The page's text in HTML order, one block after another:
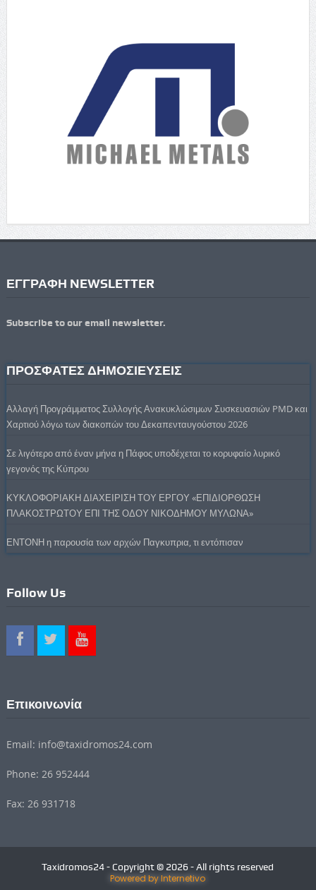
ΕΓΓΡΑΦΗ NEWSLETTER
Subscribe to our email newsletter.
ΠΡΟΣΦΑΤΕΣ ΔΗΜΟΣΙΕΥΣΕΙΣ
Αλλαγή Προγράμματος Συλλογής Ανακυκλώσιμων Συσκευασιών PMD και
Χαρτιού λόγω των διακοπών του Δεκαπενταυγούστου 2026
Σε λιγότερο από έναν μήνα η Πάφος υποδέχεται το κορυφαίο λυρικό
γεγονός της Κύπρου
ΚΥΚΛΟΦΟΡΙΑΚΗ ΔΙΑΧΕΙΡΙΣΗ ΤΟΥ ΕΡΓΟΥ «ΕΠΙΔΙΟΡΘΩΣΗ
ΠΛΑΚΟΣΤΡΩΤΟΥ ΕΠΙ ΤΗΣ ΟΔΟΥ ΝΙΚΟΔΗΜΟΥ ΜΥΛΩΝΑ»
ΕΝΤΟΝΗ η παρουσία των αρχών Παγκυπρια, τι εντόπισαν
Follow Us
Επικοινωνία
Email: info@taxidromos24.com
Phone: 26 952444
Fax: 26 931718
Taxidromos24 - Copyright © 2026 - All rights reserved
Powered by Internetivo